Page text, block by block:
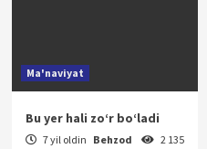
Ma'naviyat
Bu yer hali zo‘r bo‘ladi
7 yil oldin Behzod 2 135